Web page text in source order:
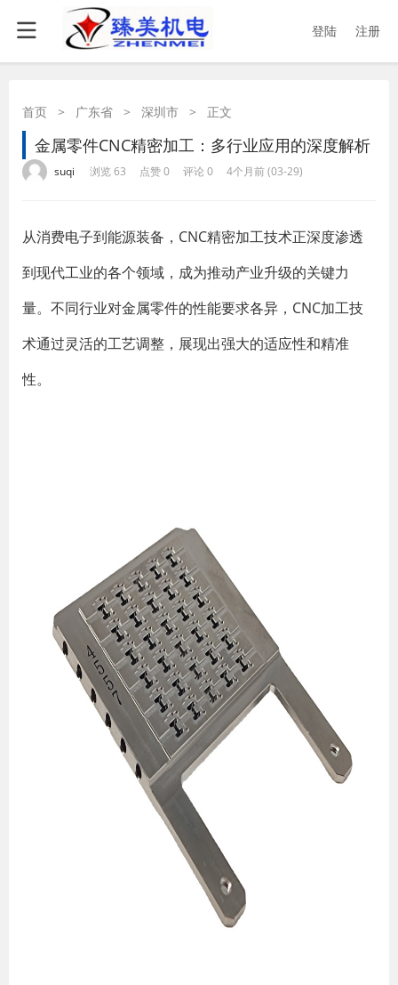
登陆 注册
首页 > 广东省 > 深圳市 > 正文
金属零件CNC精密加工：多行业应用的深度解析
suqi 浏览 63 点赞 0 评论 0 4个月前 (03-29)
从消费电子到能源装备，CNC精密加工技术正深度渗透
到现代工业的各个领域，成为推动产业升级的关键力
量。不同行业对金属零件的性能要求各异，CNC加工技
术通过灵活的工艺调整，展现出强大的适应性和精准
性。